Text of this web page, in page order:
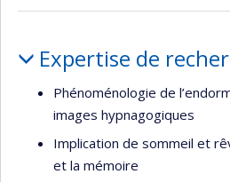
Expertise de
Phénoménologie de
images hypnagogiques
Implication de sommeil et
et la mémoire